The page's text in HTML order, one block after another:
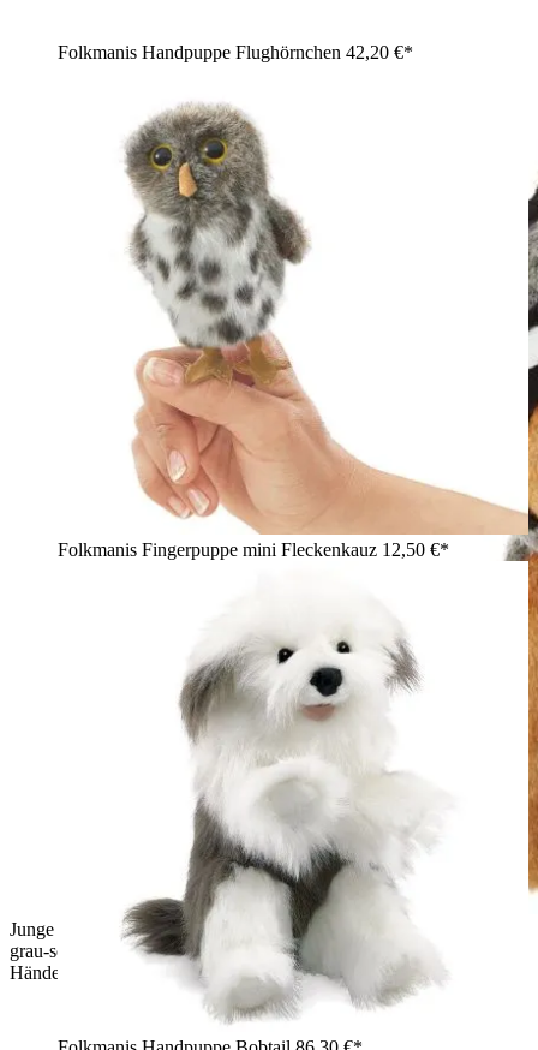
Junge hält Folkmanis Handpuppe Streifenhörnchen mit braun-
grau-schwarz gestreiftem Fell und beweglichem Mund in den
Händen
Folkmanis Handpuppe Flughörnchen 42,20 €*
Folkmanis Fingerpuppe mini Fleckenkauz 12,50 €*